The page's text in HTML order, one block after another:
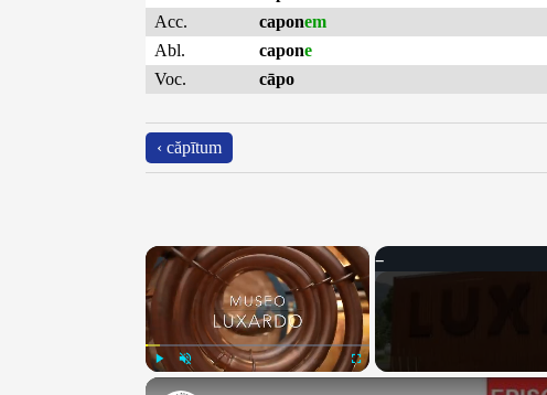
Acc.
caponem
Abl.
capone
Voc.
cāpo
‹ căpītum
×